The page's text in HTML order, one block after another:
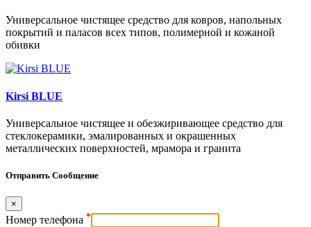
Универсальное чистящее средство для ковров, напольных
покрытий и паласов всех типов, полимерной и кожаной
обивки
Kirsi BLUE
Универсальное чистящее и обезжиривающее средство для
стеклокерамики, эмалированных и окрашенных
металлических поверхностей, мрамора и гранита
Отправить Сообщение
×
Номер телефона *